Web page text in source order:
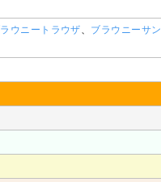
ウニートラウザ、 ブラウニーサン